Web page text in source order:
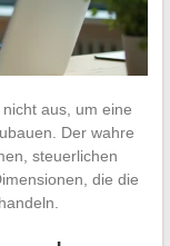
aus, um eine
Der wahre
steuerlichen
die die